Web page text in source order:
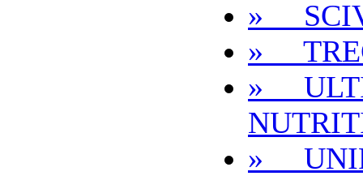
»
»
»
»